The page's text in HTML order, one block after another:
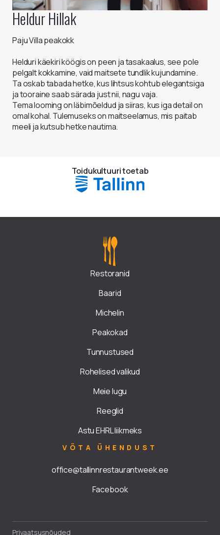
Heldur Hillak
Paju Villa peakokk
Helduri käekiri köögis on peen ja tasakaalus, see pole
pelgalt kokkamine, vaid maitsete tundlik kujundamine.
Ta oskab tabada hetke, kus lihtsus kohtub elegantsiga
ja tooraine saab särada just nii, nagu vaja.
Tema looming on läbimõeldud ja siiras, kus iga detail on
omal kohal. Tulemuseks on maitseelamus, mis paitab
meeli ja kutsub hetke nautima.
Toidukultuuri toetab
Restoranid
Baarid
Michelin
Peakokad
Tunnustused
Rohelised valikud
Meie lugu
Reeglid
Astu EHRL liikmeks
VÕTA ÜHENDUST
office@tallinnrestaurantweek.ee
Facebook
Privaatsusnõuded